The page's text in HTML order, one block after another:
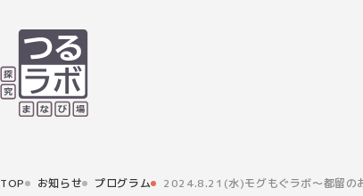
TOP お知らせ プログラム 2024.8.21(水)モグもぐラボ～都留の